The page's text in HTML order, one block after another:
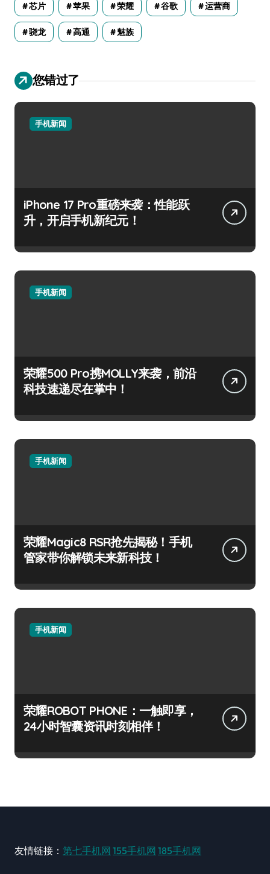
芯片 苹果 荣耀 谷歌 运营商
骁龙 高通 魅族
您错过了
手机新闻
iPhone 17 Pro重磅来袭：性能跃
升，开启手机新纪元！
手机新闻
荣耀500 Pro携MOLLY来袭，前沿
科技速递尽在掌中！
手机新闻
荣耀Magic8 RSR抢先揭秘！手机
管家带你解锁未来新科技！
手机新闻
荣耀ROBOT PHONE：一触即享，
24小时智囊资讯时刻相伴！
友情链接： 第七手机网 155手机网 185手机网